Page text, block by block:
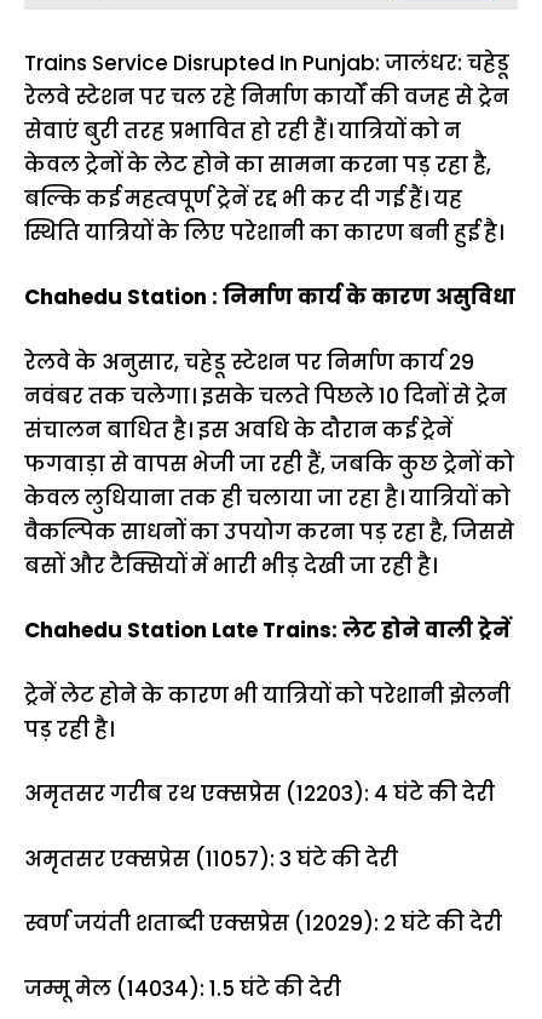
Trains Service Disrupted In Punjab: जालंधर: चहेडू
रेलवे स्टेशन पर चल रहे निर्माण कार्यों की वजह से ट्रेन
सेवाएं बुरी तरह प्रभावित हो रही हैं। यात्रियों को न
केवल ट्रेनों के लेट होने का सामना करना पड़ रहा है,
बल्कि कई महत्वपूर्ण ट्रेनें रद्द भी कर दी गई हैं। यह
स्थिति यात्रियों के लिए परेशानी का कारण बनी हुई है।
Chahedu Station : निर्माण कार्य के कारण असुविधा
रेलवे के अनुसार, चहेडू स्टेशन पर निर्माण कार्य 29
नवंबर तक चलेगा। इसके चलते पिछले 10 दिनों से ट्रेन
संचालन बाधित है। इस अवधि के दौरान कई ट्रेनें
फगवाड़ा से वापस भेजी जा रही हैं, जबकि कुछ ट्रेनों को
केवल लुधियाना तक ही चलाया जा रहा है। यात्रियों को
वैकल्पिक साधनों का उपयोग करना पड़ रहा है, जिससे
बसों और टैक्सियों में भारी भीड़ देखी जा रही है।
Chahedu Station Late Trains: लेट होने वाली ट्रेनें
ट्रेनें लेट होने के कारण भी यात्रियों को परेशानी झेलनी
पड़ रही है।
अमृतसर गरीब रथ एक्सप्रेस (12203): 4 घंटे की देरी
अमृतसर एक्सप्रेस (11057): 3 घंटे की देरी
स्वर्ण जयंती शताब्दी एक्सप्रेस (12029): 2 घंटे की देरी
जम्मू मेल (14034): 1.5 घंटे की देरी